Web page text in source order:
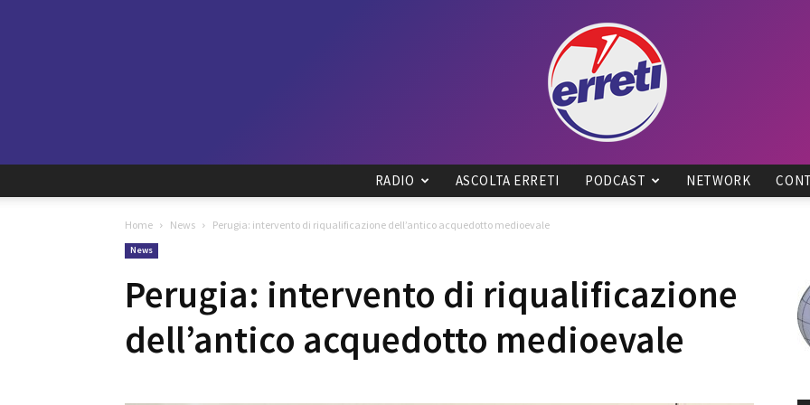
RADIO ASCOLTA ERRETI PODCAST NETWORK
Home News Perugia: intervento di riqualificazione dell’antico acquedotto medioevale
News
Perugia: intervento di riqualificazione
dell’antico acquedotto medioevale